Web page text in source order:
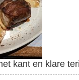
kant en klare